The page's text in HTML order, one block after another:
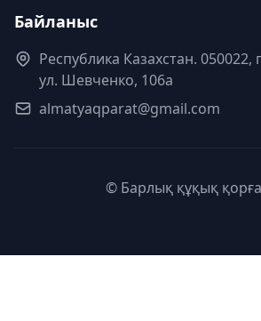
Байланыс
Республика Казахстан. 050022,
ул. Шевченко, 106а
almatyaqparat@gmail.com
© Барлық құқық